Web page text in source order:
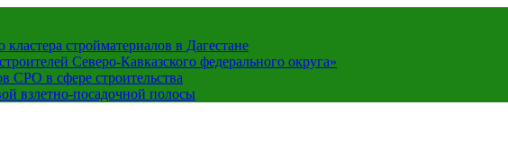
стройматериалов в Дагестане
Северо-Кавказского федерального округа»
СРО в сфере строительства
взлетно-посадочной полосы